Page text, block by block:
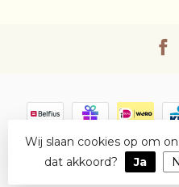
© Copyright 2026 Oscare-
design
Wij slaan cookies op om
dat akkoord?
Ja